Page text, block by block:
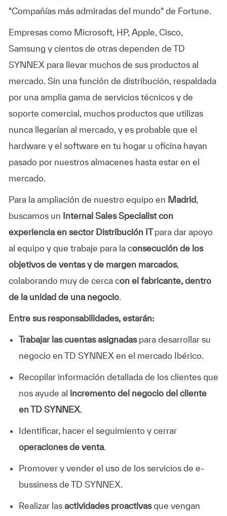
"Compañías más admiradas del mundo" de Fortune.
Empresas como Microsoft, HP, Apple, Cisco,
Samsung y cientos de otras dependen de TD
SYNNEX para llevar muchos de sus productos al
mercado. Sin una función de distribución, respaldada
por una amplia gama de servicios técnicos y de
soporte comercial, muchos productos que utilizas
nunca llegarían al mercado, y es probable que el
hardware y el software en tu hogar u oficina hayan
pasado por nuestros almacenes hasta estar en el
mercado.
Para la ampliación de nuestro equipo en Madrid,
buscamos un Internal Sales Specialist con
experiencia en sector Distribución ITpara dar apoyo
al equipo y que trabaje para la consecución de los
objetivos de ventas y de margen marcados,
colaborando muy de cerca con el fabricante, dentro
de la unidad de una negocio.
Entre sus responsabilidades, estarán:
Trabajar las cuentas asignadaspara desarrollar su
negocio en TD SYNNEX en el mercado Ibérico.
Recopilar información detallada de los clientes que
nos ayude al incremento del negocio del cliente
en TD SYNNEX.
Identificar, hacer el seguimiento y cerrar
operaciones de venta.
Promover y vender el uso de los servicios de e-
bussiness de TD SYNNEX.
Realizar las actividades proactivasque vengan